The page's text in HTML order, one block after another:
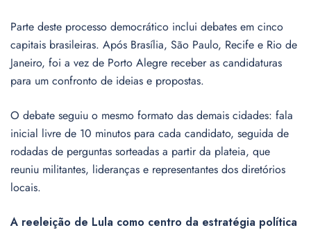
Parte deste processo democrático inclui debates em cinco
capitais brasileiras. Após Brasília, São Paulo, Recife e Rio de
Janeiro, foi a vez de Porto Alegre receber as candidaturas
para um confronto de ideias e propostas.
O debate seguiu o mesmo formato das demais cidades: fala
inicial livre de 10 minutos para cada candidato, seguida de
rodadas de perguntas sorteadas a partir da plateia, que
reuniu militantes, lideranças e representantes dos diretórios
locais.
A reeleição de Lula como centro da estratégia política